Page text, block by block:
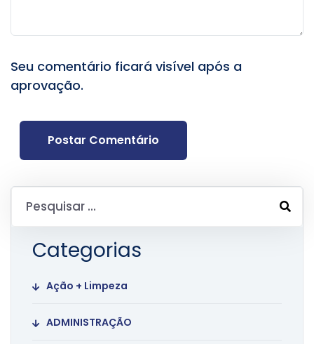
Seu comentário ficará visível após a
aprovação.
Postar Comentário
Categorias
Ação + Limpeza
ADMINISTRAÇÃO